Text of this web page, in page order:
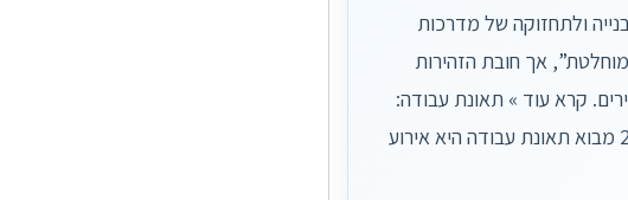
ולתחזוקה של מדרכות
אך חובת הזהירות
קרא עוד » תאונת עבודה:
בין דיני הנזיקין לדיני העבודה - אילו זכויות יש לך 08 אוקטובר 2025 מבוא תאונת עבודה היא אירוע